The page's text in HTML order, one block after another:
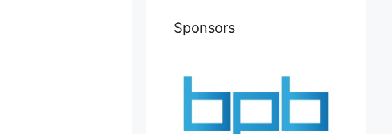
Sponsors